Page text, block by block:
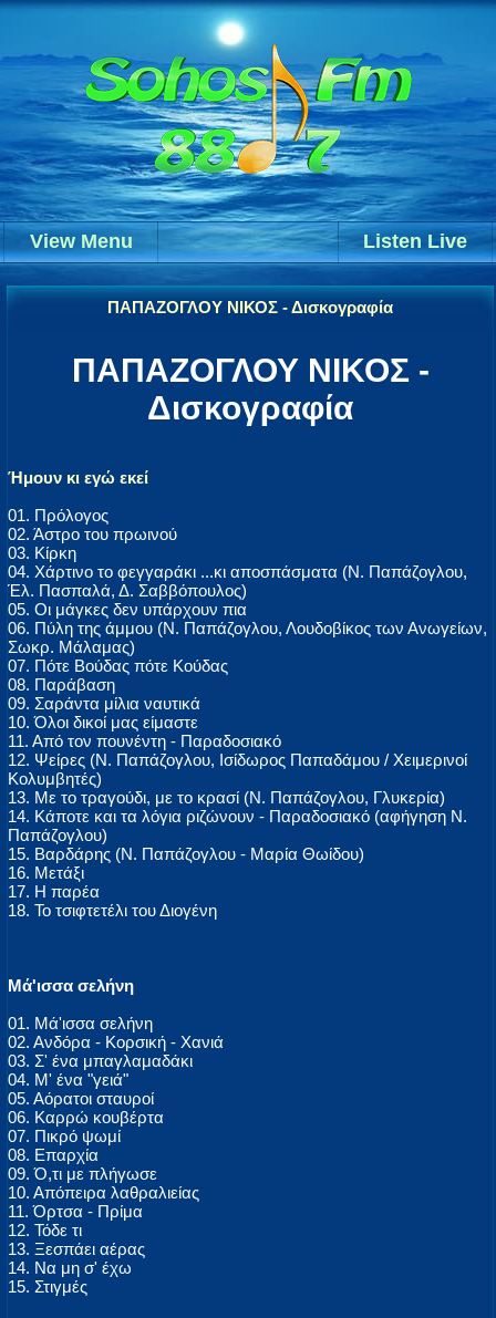
Listen Live
View Menu
ΠΑΠΑΖΟΓΛΟΥ ΝΙΚΟΣ - Δισκογραφία
ΠΑΠΑΖΟΓΛΟΥ ΝΙΚΟΣ -
Δισκογραφία
Ήμουν κι εγώ εκεί
01. Πρόλογος
02. Άστρο του πρωινού
03. Κίρκη
04. Χάρτινο το φεγγαράκι ...κι αποσπάσματα (Ν. Παπάζογλου,
Έλ. Πασπαλά, Δ. Σαββόπουλος)
05. Οι μάγκες δεν υπάρχουν πια
06. Πύλη της άμμου (Ν. Παπάζογλου, Λουδοβίκος των Ανωγείων,
Σωκρ. Μάλαμας)
07. Πότε Βούδας πότε Κούδας
08. Παράβαση
09. Σαράντα μίλια ναυτικά
10. Όλοι δικοί μας είμαστε
11. Από τον πουνέντη - Παραδοσιακό
12. Ψείρες (Ν. Παπάζογλου, Ισίδωρος Παπαδάμου / Χειμερινοί
Κολυμβητές)
13. Με το τραγούδι, με το κρασί (Ν. Παπάζογλου, Γλυκερία)
14. Κάποτε και τα λόγια ριζώνουν - Παραδοσιακό (αφήγηση Ν.
Παπάζογλου)
15. Βαρδάρης (Ν. Παπάζογλου - Μαρία Θωίδου)
16. Μετάξι
17. Η παρέα
18. Το τσιφτετέλι του Διογένη
Μά'ισσα σελήνη
01. Μά'ισσα σελήνη
02. Ανδόρα - Κορσική - Χανιά
03. Σ' ένα μπαγλαμαδάκι
04. Μ' ένα "γειά"
05. Αόρατοι σταυροί
06. Καρρώ κουβέρτα
07. Πικρό ψωμί
08. Επαρχία
09. Ό,τι με πλήγωσε
10. Απόπειρα λαθραλιείας
11. Όρτσα - Πρίμα
12. Τόδε τι
13. Ξεσπάει αέρας
14. Να μη σ' έχω
15. Στιγμές